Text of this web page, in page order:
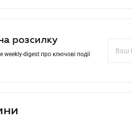
розсилку
weekly-digest про ключові події